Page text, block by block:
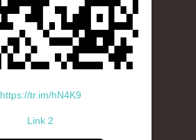
https://tr.im/hN4K9
Link 2